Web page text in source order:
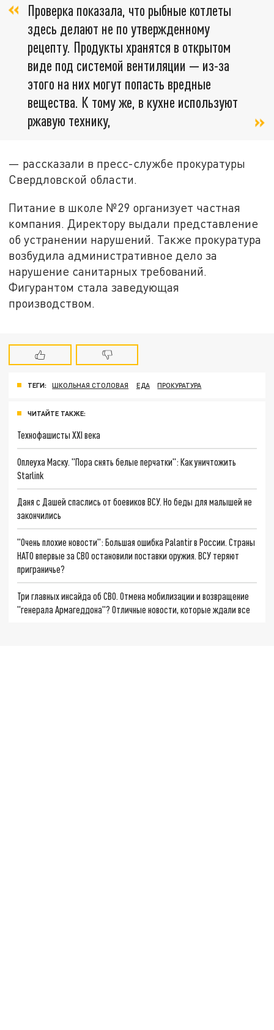
Проверка показала, что рыбные котлеты
здесь делают не по утвержденному
рецепту. Продукты хранятся в открытом
виде под системой вентиляции — из-за
этого на них могут попасть вредные
вещества. К тому же, в кухне используют
ржавую технику,
— рассказали в пресс-службе прокуратуры
Свердловской области.
Питание в школе №29 организует частная
компания. Директору выдали представление
об устранении нарушений. Также прокуратура
возбудила административное дело за
нарушение санитарных требований.
Фигурантом стала заведующая
производством.
ТЕГИ: ШКОЛЬНАЯ СТОЛОВАЯ ЕДА ПРОКУРАТУРА
ЧИТАЙТЕ ТАКЖЕ:
Технофашисты XXI века
Оплеуха Маску. "Пора снять белые перчатки": Как уничтожить
Starlink
Даня с Дашей спаслись от боевиков ВСУ. Но беды для малышей не
закончились
"Очень плохие новости": Большая ошибка Palantir в России. Страны
НАТО впервые за СВО остановили поставки оружия. ВСУ теряют
приграничье?
Три главных инсайда об СВО. Отмена мобилизации и возвращение
"генерала Армагеддона"? Отличные новости, которые ждали все